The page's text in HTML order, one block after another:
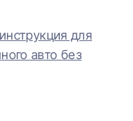
для
авто без